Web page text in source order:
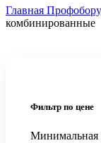
Главная
комбинированные
Фильтр по цене
Минимальная